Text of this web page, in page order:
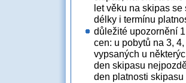
let věku na skipas
délky i termínu
důležité upozornění
cen: u pobytů na 3,
vypsaných u
den skipasu
den platnosti